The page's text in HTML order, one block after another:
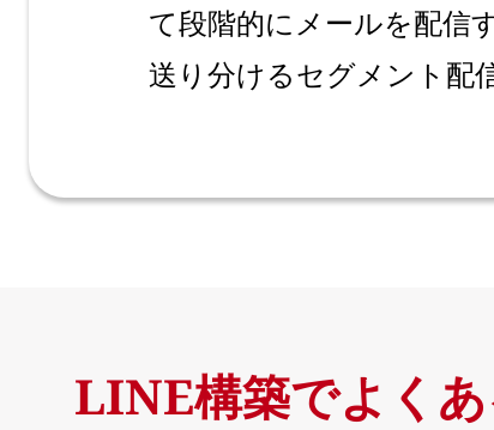
て段階的にメールを配信
送り分けるセグメント配
LINE構築でよく